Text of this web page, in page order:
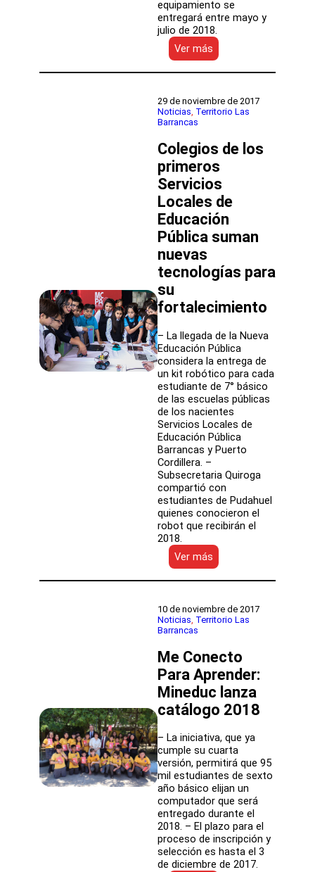
equipamiento se
entregará entre mayo y
julio de 2018.
Ver más
Me
Conecto
Aprender:
83
de
la
educación
pública
seleccionaron
su
computador
29 de noviembre de 2017
Noticias, Territorio Las
Barrancas
Colegios de los
primeros
Servicios
Locales de
Educación
Pública suman
nuevas
tecnologías para
su
fortalecimiento
– La llegada de la Nueva
Educación Pública
considera la entrega de
un kit robótico para cada
estudiante de 7° básico
de las escuelas públicas
de los nacientes
Servicios Locales de
Educación Pública
Barrancas y Puerto
Cordillera. –
Subsecretaria Quiroga
compartió con
estudiantes de Pudahuel
quienes conocieron el
robot que recibirán el
2018.
Ver más
Colegios
de
primeros
Servicios
Educación
Pública
suman
nuevas
tecnologías
su
fortalecimiento
10 de noviembre de 2017
Noticias Territorio Las
Barrancas
Me Conecto
Para Aprender:
Mineduc lanza
catálogo 2018
– La iniciativa, que ya
cumple su cuarta
versión, permitirá que 95
mil estudiantes de sexto
año básico elijan un
computador que será
entregado durante el
2018. – El plazo para el
proceso de inscripción y
selección es hasta el 3
de diciembre de 2017.